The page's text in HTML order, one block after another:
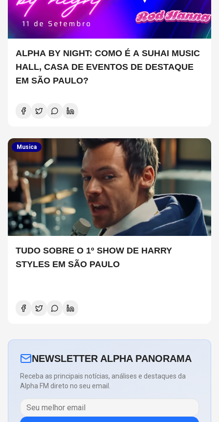
ALPHA BY NIGHT: COMO É A SUHAI MUSIC
HALL, CASA DE EVENTOS DE DESTAQUE
EM SÃO PAULO?
Musica
TUDO SOBRE O 1º SHOW DE HARRY
STYLES EM SÃO PAULO
NEWSLETTER ALPHA PANORAMA
Receba as principais notícias, análises e destaques da
Alpha FM direto no seu email.